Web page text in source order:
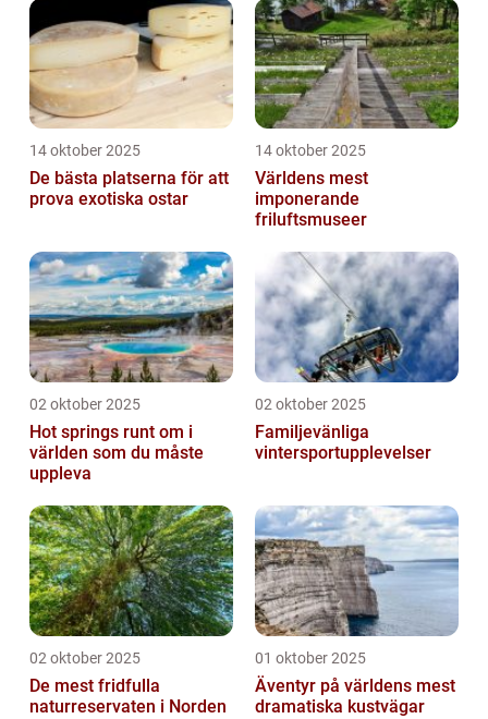
14 oktober 2025
De bästa platserna för att
prova exotiska ostar
14 oktober 2025
Världens mest
imponerande
friluftsmuseer
02 oktober 2025
Hot springs runt om i
världen som du måste
uppleva
02 oktober 2025
Familjevänliga
vintersportupplevelser
02 oktober 2025
De mest fridfulla
naturreservaten i Norden
01 oktober 2025
Äventyr på världens mest
dramatiska kustvägar